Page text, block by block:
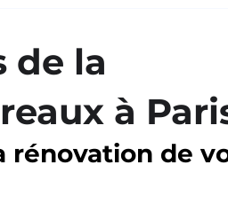
de la
à
rénovation de